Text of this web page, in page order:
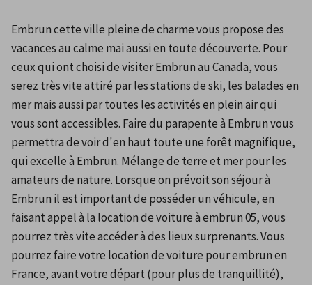
Embrun cette ville pleine de charme vous propose des
vacances au calme mai aussi en toute découverte. Pour
ceux qui ont choisi de visiter Embrun au Canada, vous
serez très vite attiré par les stations de ski, les balades en
mer mais aussi par toutes les activités en plein air qui
vous sont accessibles. Faire du parapente à Embrun vous
permettra de voir d'en haut toute une forêt magnifique,
qui excelle à Embrun. Mélange de terre et mer pour les
amateurs de nature. Lorsque on prévoit son séjour à
Embrun il est important de posséder un véhicule, en
faisant appel à la location de voiture à embrun 05, vous
pourrez très vite accéder à des lieux surprenants. Vous
pourrez faire votre location de voiture pour embrun en
France, avant votre départ (pour plus de tranquillité),